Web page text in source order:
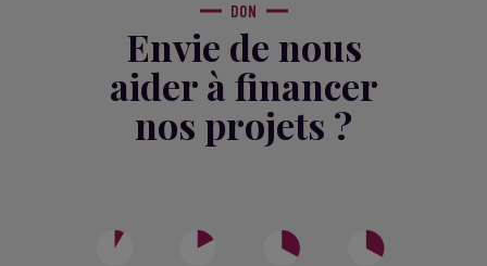
DON
Envie de nous
aider àfinancer
nos projets ?